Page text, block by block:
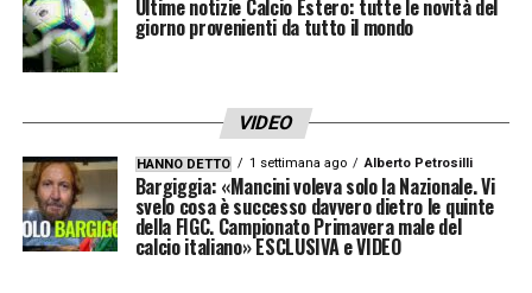
Ultime notizie Calcio Estero: tutte le novità del
giorno provenienti da tutto il mondo
VIDEO
HANNO DETTO 1 settimana ago Alberto Petrosilli
Bargiggia: «Mancini voleva solo la Nazionale. Vi
svelo cosa è successo davvero dietro le quinte
della FIGC. Campionato Primavera male del
calcio italiano» ESCLUSIVA e VIDEO